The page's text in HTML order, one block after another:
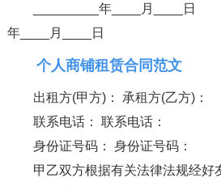
_________年____月
年____月____日
个人商铺租赁合同范文
出租方(甲方)： 承租方(乙方)：
联系电话： 联系电话：
身份证号码： 身份证号码：
甲乙双方根据有关法律法规经好